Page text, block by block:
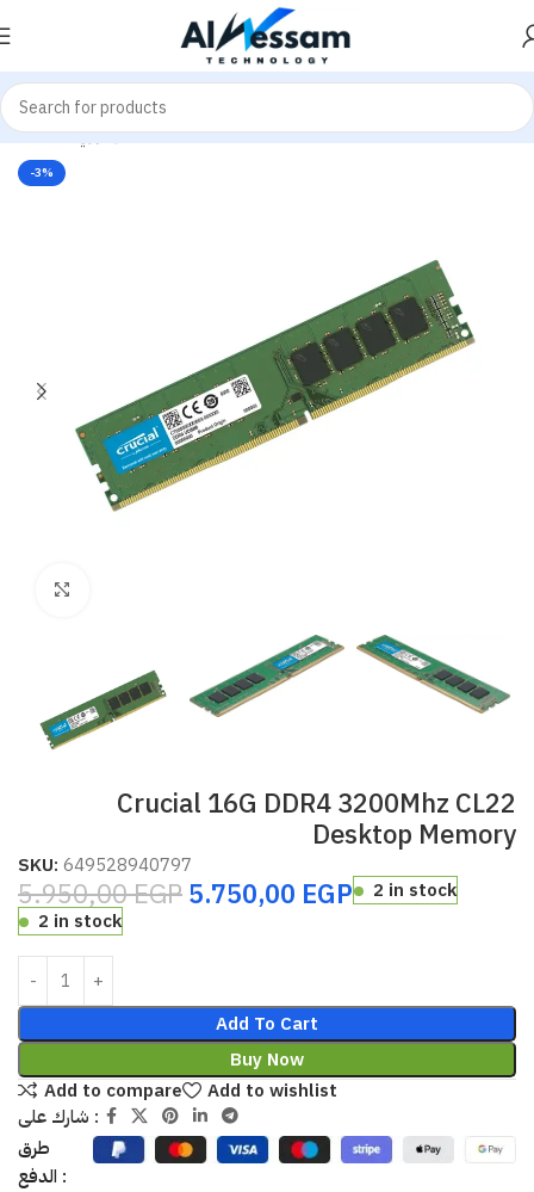
Home ميموري - Memories Desktop Memories
-3%
Crucial 16G DDR4 3200Mhz CL22
Desktop Memory
SKU: 649528940797
5.950,00EGP5.750,00 EGP
2 in stock
2 in stock
Add To Cart
Buy Now
Add to compare
Add to wishlist
شارك على :
طرق
الدفع :